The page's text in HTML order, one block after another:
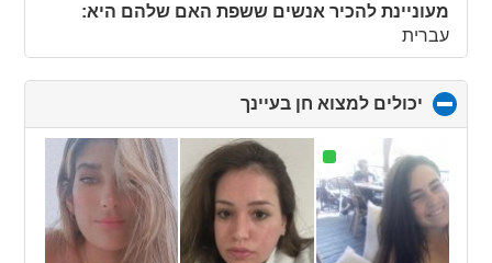
מעוניינת להכיר אנשים ששפת האם שלהם היא:
עברית
יכולים למצוא חן בעיינך
to
collapse
contents